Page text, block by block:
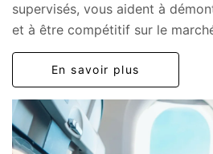
supervisés, vous aident à
et à être compétitif sur le
En savoir plus